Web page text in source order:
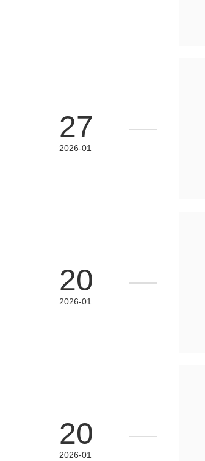
27
2026-01
20
2026-01
20
2026-01